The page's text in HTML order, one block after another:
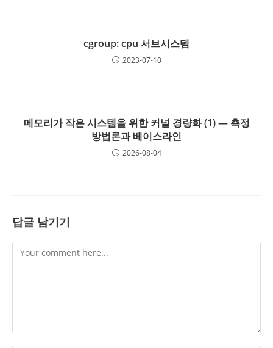
cgroup: cpu 서브시스템
2023-07-10
메모리가 작은 시스템을 위한 커널 경량화 (1) — 측정
방법론과 베이스라인
2026-08-04
답글 남기기
Comment